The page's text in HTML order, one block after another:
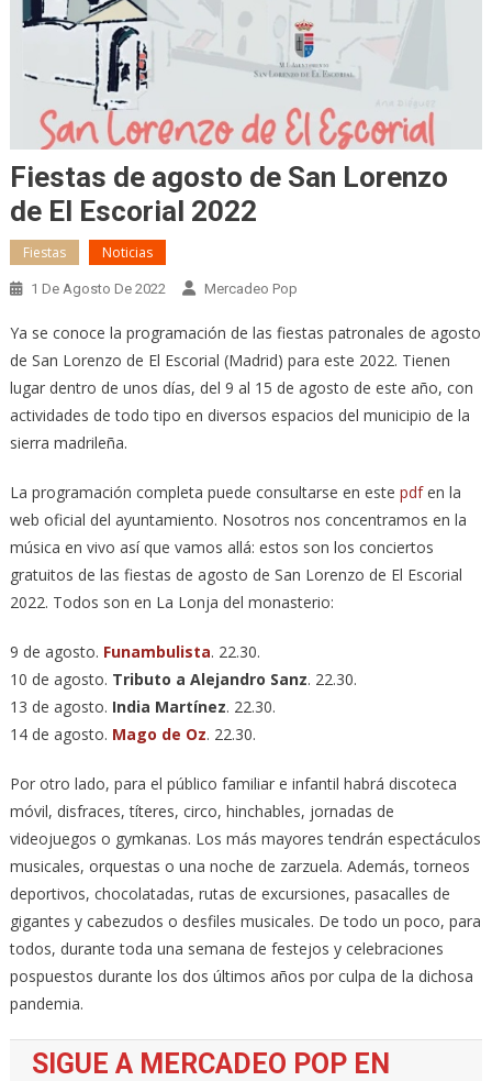
Fiestas de agosto de San Lorenzo
de El Escorial 2022
Fiestas Noticias
1 De Agosto De 2022 Mercadeo Pop
Ya se conoce la programación de las fiestas patronales de agosto
de San Lorenzo de El Escorial (Madrid) para este 2022. Tienen
lugar dentro de unos días, del 9 al 15 de agosto de este año, con
actividades de todo tipo en diversos espacios del municipio de la
sierra madrileña.
La programación completa puede consultarse en este pdfen la
web oficial del ayuntamiento. Nosotros nos concentramos en la
música en vivo así que vamos allá: estos son los conciertos
gratuitos de las fiestas de agosto de San Lorenzo de El Escorial
2022. Todos son en La Lonja del monasterio:
9 de agosto. Funambulista. 22.30.
10 de agosto. Tributo a Alejandro Sanz. 22.30.
13 de agosto. India Martínez. 22.30.
14 de agosto. Mago de Oz. 22.30.
Por otro lado, para el público familiar e infantil habrá discoteca
móvil, disfraces, títeres, circo, hinchables, jornadas de
videojuegos o gymkanas. Los más mayores tendrán espectáculos
musicales, orquestas o una noche de zarzuela. Además, torneos
deportivos, chocolatadas, rutas de excursiones, pasacalles de
gigantes y cabezudos o desfiles musicales. De todo un poco, para
todos, durante toda una semana de festejos y celebraciones
pospuestos durante los dos últimos años por culpa de la dichosa
pandemia.
SIGUE A MERCADEO POP EN